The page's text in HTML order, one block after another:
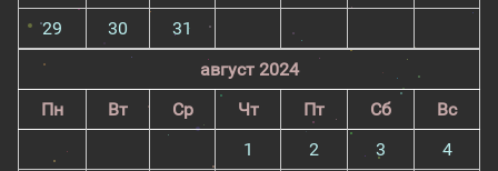
29
30
31
август 2024
Пн
Вт Ср Чт Пт Сб
Вс
1
2 3
4